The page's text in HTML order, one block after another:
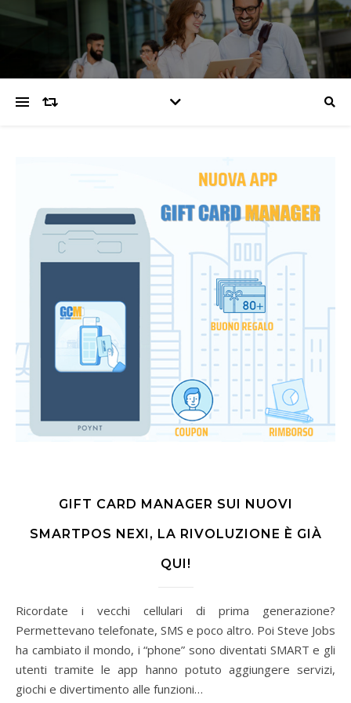
GIFT CARD MANAGER SUI NUOVI
SMARTPOS NEXI, LA RIVOLUZIONE È GIÀ
QUI!
Ricordate i vecchi cellulari di prima generazione?
Permettevano telefonate, SMS e poco altro. Poi Steve Jobs
ha cambiato il mondo, i “phone” sono diventati SMART e gli
utenti tramite le app hanno potuto aggiungere servizi,
giochi e divertimento alle funzioni…